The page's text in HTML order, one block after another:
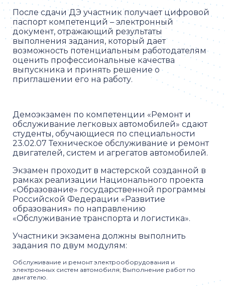
После сдачи ДЭ участник получает цифровой
паспорт компетенций – электронный
документ, отражающий результаты
выполнения задания, который дает
возможность потенциальным работодателям
оценить профессиональные качества
выпускника и принять решение о
приглашении его на работу.
Демоэкзамен по компетенции «Ремонт и
обслуживание легковых автомобилей» сдают
студенты, обучающиеся по специальности
23.02.07 Техническое обслуживание и ремонт
двигателей, систем и агрегатов автомобилей.
Экзамен проходит в мастерской созданной в
рамках реализации Национального проекта
«Образование» государственной программы
Российской Федерации «Развитие
образования» по направлению
«Обслуживание транспорта и логистика».
Участники экзамена должны выполнить
задания по двум модулям:
Обслуживание и ремонт электрооборудования и
электронных систем автомобиля; Выполнение работ по
двигателю.